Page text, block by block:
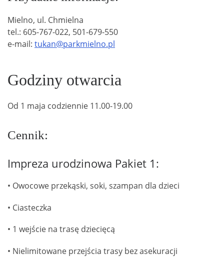
Mielno, ul. Chmielna
tel.: 605-767-022, 501-679-550
e-mail: tukan@parkmielno.pl
Godziny otwarcia
Od 1 maja codziennie 11.00-19.00
Cennik:
Impreza urodzinowa Pakiet 1:
• Owocowe przekąski, soki, szampan dla dzieci
• Ciasteczka
• 1 wejście na trasę dziecięcą
• Nielimitowane przejścia trasy bez asekuracji